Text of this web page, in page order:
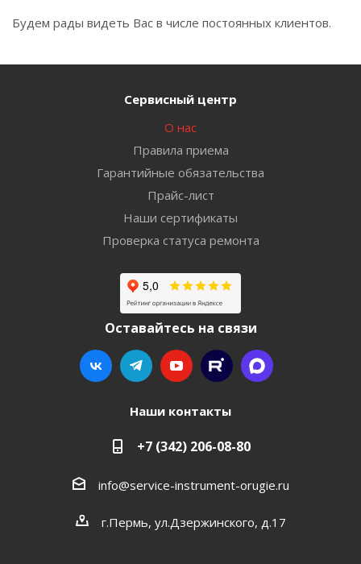
Будем рады видеть Вас в числе постоянных клиентов.
Сервисный центр
О нас
Правила приема
Гарантийные обязательства
Прайс-лист
Наши сертификаты
Проверка статуса ремонта
Оставайтесь на связи
Наши контакты
+7 (342) 206-08-80
info@service-instrument-orugie.ru
г.Пермь, ул.Дзержинского, д.17